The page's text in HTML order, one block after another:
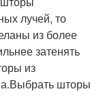
лучей, то
из более
затенять
из
шторы